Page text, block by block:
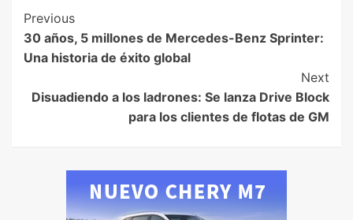
Previous
30 años, 5 millones de Mercedes-Benz Sprinter:
Una historia de éxito global
Next
Disuadiendo a los ladrones: Se lanza Drive Block
para los clientes de flotas de GM